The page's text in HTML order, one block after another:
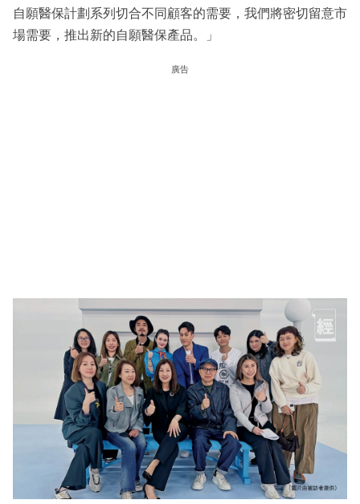
自願醫保計劃系列切合不同顧客的需要，我們將密切留意市
場需要，推出新的自願醫保產品。」
廣告